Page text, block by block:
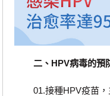
二、HPV病毒的預
01.接種HPV疫苗，